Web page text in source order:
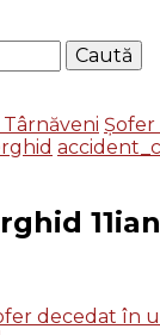
Târnăveni
decedat în